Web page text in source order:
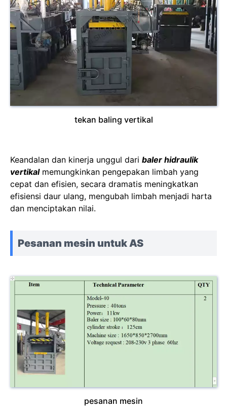
tekan baling vertikal
Keandalan dan kinerja unggul dari baler hidraulik
vertikalmemungkinkan pengepakan limbah yang
cepat dan efisien, secara dramatis meningkatkan
efisiensi daur ulang, mengubah limbah menjadi harta
dan menciptakan nilai.
Pesanan mesin untuk AS
pesanan mesin